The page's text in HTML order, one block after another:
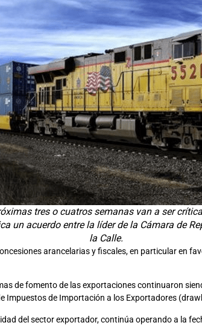
tres o cuatros semanas van a ser
un acuerdo entre la líder de la Cámara de
la Calle.
arancelarias y fiscales, en particular en
de fomento de las exportaciones continuaron
Impuestos de Importación a los Exportadores
del sector exportador, continúa operando a la